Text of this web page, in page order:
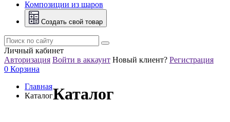
Композиции из шаров
Создать свой товар
Личный кабинет
Авторизация Войти в аккаунт Новый клиент? Регистрация
0 Корзина
Главная
КаталогКаталог